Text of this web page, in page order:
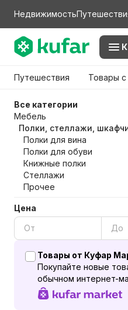
Недвижимость
Путешествия Товары с
Все категории
Мебель
Полки, стеллажи,
Полки для вина
Полки для обуви
Книжные полки
Стеллажи
Прочее
Цена
Товары от Куфар
Покупайте новые
обычном интернет-